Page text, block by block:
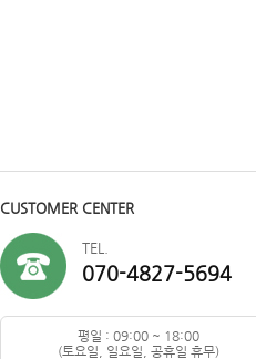
CUSTOMER CENTER
TEL.
070-4827-5694
평일 : 09:00 ~ 18:00
(토요일, 일요일, 공휴일 휴무)